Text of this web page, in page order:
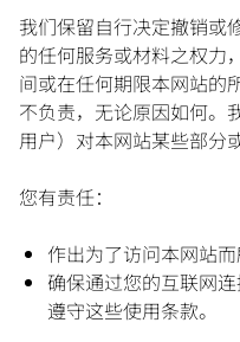
我们保留自行决定撤销或
的任何服务或材料之权力
间或在任何期限本网站的
不负责，无论原因如何。
用户）对本网站某些部分
您有责任：
作出为了访问本网站而
确保通过您的互联网
遵守这些使用条款。